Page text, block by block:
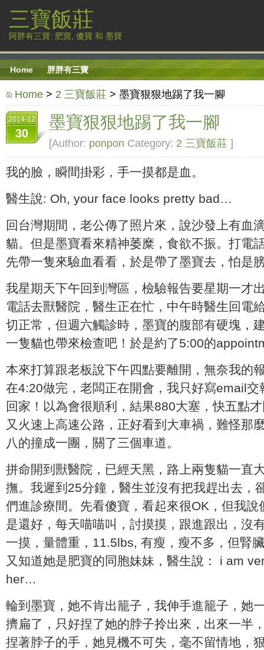
三寶飯莊
阿胖有三寶: 肥寶, 傻寶 和 墨寶
Home 胖胖有三寶
Home > 2 三寶飯莊 > 墨寶狠狠地踢了我一腳
2014-12
30
墨寶狠狠地踢了我一腳
[Author: ponpon Category: 2 三寶飯莊 ]
我的臉，瞬間掛彩，手一摸都是血。
醫生說: Oh, your face looks pretty bad…
回台灣期間，老公傳了照片來，說沙發上有血
貓。但是墨寶看來精神萎糜，食欲不振。打電
先帶一隻來驗血看看，於是帶了墨寶去，怕是
我星期天下午回到灣區，檢驗報告要星期一才
電話去獸醫院，醫生正在忙，中午時醫生回電
切正常，但週六觸診時，墨寶的腹部有硬塊，
一隻貓也帶來檢查吧！於是約了5:00的
本來打算跟老板說下午四點要離開，無奈我的
在4:20做完，老闆正在開會，我只好寫email交
回家！以為會很順利，結果880大塞，快五點
又火速上高速公路，正好看到大車禍，難怪那
八的撞成一團，關了三個車道。
拼命開到獸醫院，已經天黑，路上兩隻貓一直
撫。我遲到25分鐘，醫生並沒有把我趕出去，
們進診療間。先看傻寶，看起來很OK，但我說
是還好，每天喵喵叫，討摸摸，跟進跟出，沒
一摸，量體重，11.5lbs, 有瘦，瘦不多，但腎
又知道她是肥寶的同胞妹妹，醫生說： i am
her…
輪到墨寶，她不肯出籠子，我伸手進籠子，她
擠扁了，只好捏了她的脖子拎出來，出來一半
捏著脖子的手，她見機不可失，毫不留情地，